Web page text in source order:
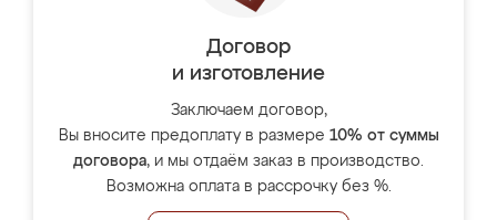
Договор
и изготовление
Заключаем договор,
Вы вносите предоплату в размере 10% от суммы
договора, и мы отдаём заказ в производство.
Возможна оплата в рассрочку без %.